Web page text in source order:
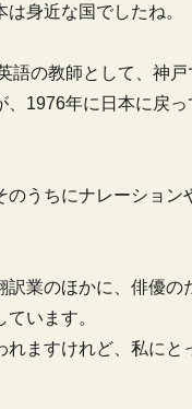
身近な国でしたね。
語の教師として、神
1976年に日本に戻
うちにナレーション
業のほかに、俳優の
います。
ますけれど、私にと